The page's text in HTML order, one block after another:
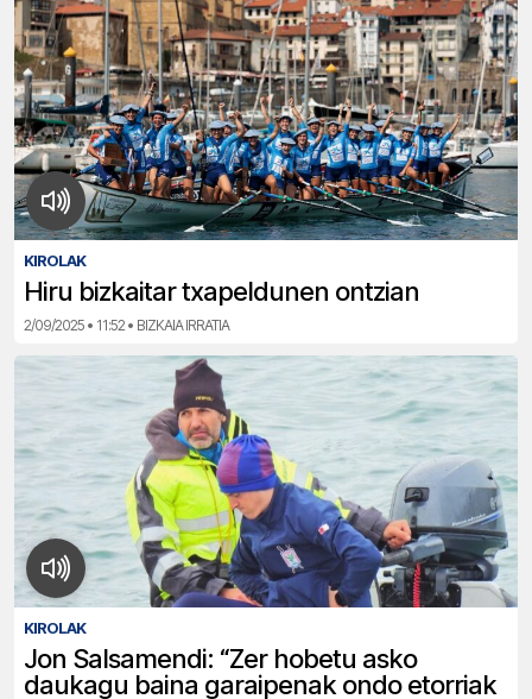
KIROLAK
Hiru bizkaitar txapeldunen ontzian
2/09/2025 • 11:52 • BIZKAIA IRRATIA
KIROLAK
Jon Salsamendi: “Zer hobetu asko
daukagu baina garaipenak ondo etorriak